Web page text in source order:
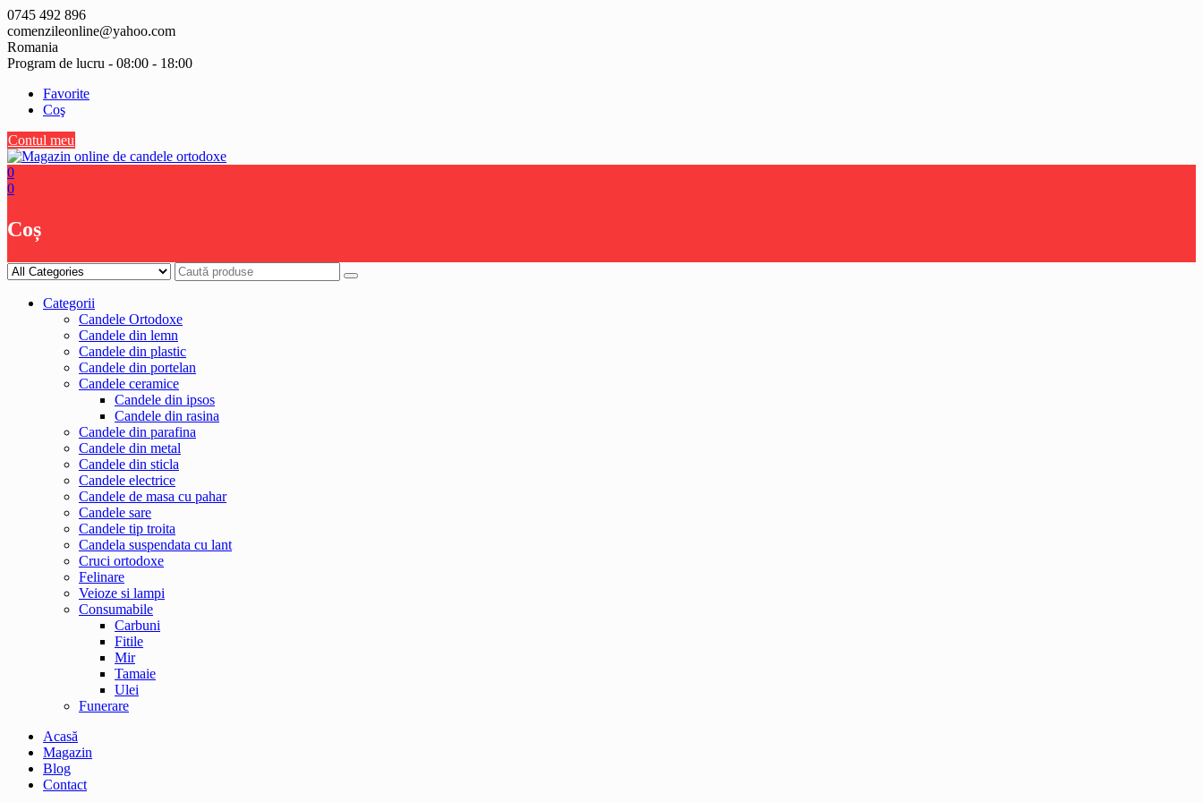
Skip
to
content
0745 492 896
comenzileonline@yahoo.com
Romania
Program de lucru - 08:00 - 18:00
Favorite
Coş
Contul meu
0
0
Coș
Categorii
Candele Ortodoxe
Candele din lemn
Candele din plastic
Candele din portelan
Candele ceramice
Candele din ipsos
Candele din rasina
Candele din parafina
Candele din metal
Candele din sticla
Candele electrice
Candele de masa cu pahar
Candele sare
Candele tip troita
Candela suspendata cu lant
Cruci ortodoxe
Felinare
Veioze si lampi
Consumabile
Carbuni
Fitile
Mir
Tamaie
Ulei
Funerare
Acasă
Magazin
Blog
Contact